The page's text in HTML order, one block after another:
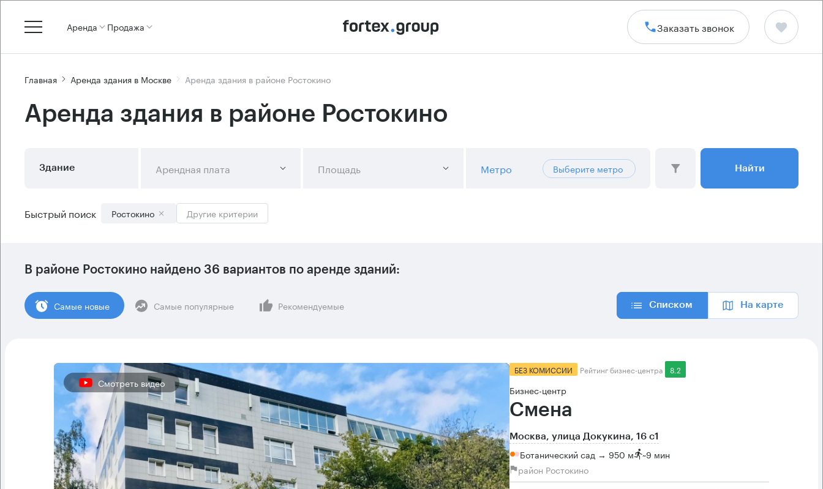
Аренда Продажа Заказать звонок
Главная Аренда здания в Москве Аренда здания в районе Ростокино
Аренда здания в районе Ростокино
Здание Арендная плата Площадь Метро Выберите метро Найти
Быстрый поиск Ростокино Другие критерии
В районе Ростокино найдено 36 вариантов по аренде зданий:
Cамые новые Самые популярные Рекомендуемые Списком На карте
Смотреть видео
БЕЗ КОМИССИИ Рейтинг бизнес-центра 8.2
Бизнес-центр
Смена
Москва, улица Докукина, 16 с1
Ботанический сад → 950 м ~9 мин
район Ростокино